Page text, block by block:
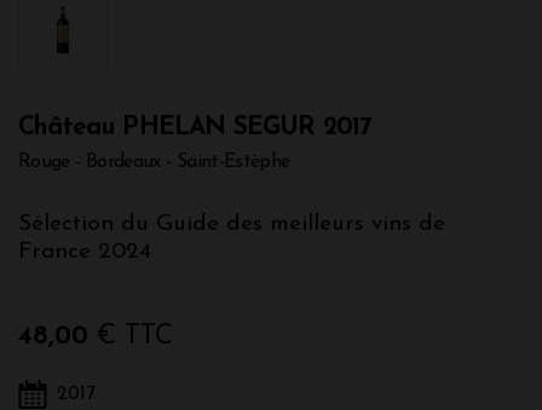
Château PHELAN SEGUR 2017
Rouge - Bordeaux - Saint-Estèphe
Sélection du Guide des meilleurs vins de
France 2024
48,00 € TTC
2017